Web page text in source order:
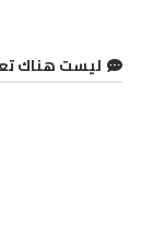
ليست هناك